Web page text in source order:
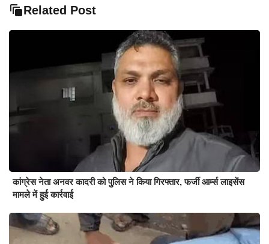
Related Post
कांग्रेस नेता अनवर कादरी को पुलिस ने किया गिरफ्तार, फर्जी आर्म्स लाइसेंस
मामले में हुई कार्रवाई